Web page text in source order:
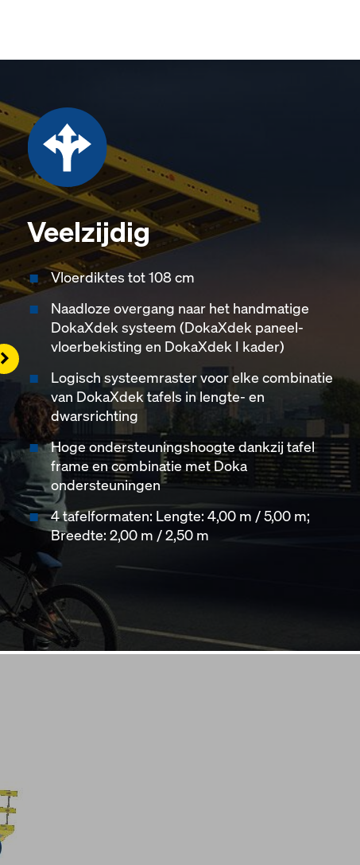
Veelzijdig
Vloerdiktes tot 108 cm
Naadloze overgang naar het handmatige
DokaXdek systeem (DokaXdek paneel-
vloerbekisting en DokaXdek I kader)
Logisch systeemraster voor elke combinatie
van DokaXdek tafels in lengte- en
dwarsrichting
Hoge ondersteuningshoogte dankzij tafel
frame en combinatie met Doka
ondersteuningen
4 tafelformaten: Lengte: 4,00 m / 5,00 m;
Breedte: 2,00 m / 2,50 m
Right